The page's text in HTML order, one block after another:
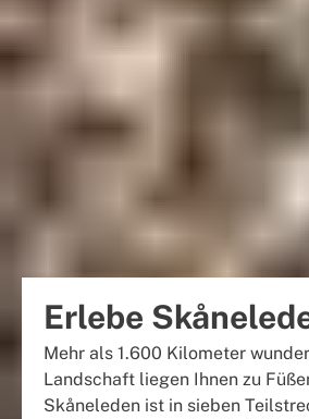
Erlebe
Mehr als 1.600 Kilometer
Landschaft liegen Ihnen zu
Skåneleden ist in sieben